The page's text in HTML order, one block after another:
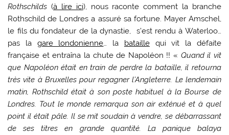
Rothschilds (à lire ici), nous raconte comment la branche
Rothschild de Londres a assuré sa fortune. Mayer Amschel,
le fils du fondateur de la dynastie, s’est rendu à Waterloo…
pas la gare londonienne… la bataillequi vit la défaite
française et entraîna la chute de Napoléon !! « Quand il vit
que Napoléon était en train de perdre la bataille, il retourna
très vite à Bruxelles pour regagner l’Angleterre. Le lendemain
matin, Rothschild était à son poste habituel à la Bourse de
Londres. Tout le monde remarqua son air exténué et à quel
point il était pâle. Il se mit soudain à vendre, se débarrassant
de ses titres en grande quantité. La panique balaya